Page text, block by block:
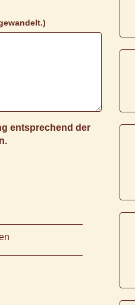
entsprechend der